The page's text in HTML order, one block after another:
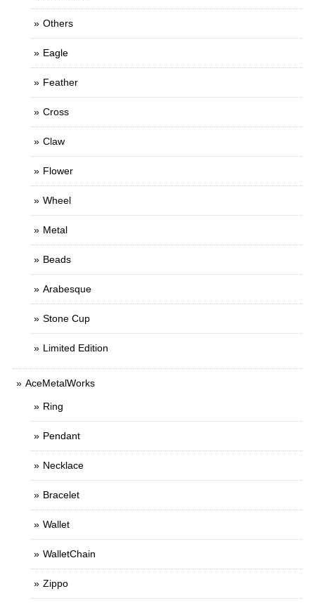
Others
Eagle
Feather
Cross
Claw
Flower
Wheel
Metal
Beads
Arabesque
Stone Cup
Limited Edition
AceMetalWorks
Ring
Pendant
Necklace
Bracelet
Wallet
WalletChain
Zippo